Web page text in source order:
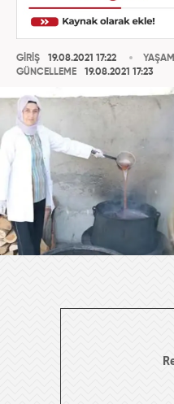
GİRİŞ
19.08.2021 17:22
GÜNCELLEME
19.08.2021 17:23
YAŞAM